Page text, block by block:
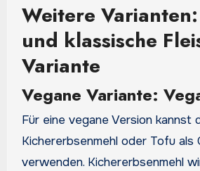
Weitere
und klassische
Variante
Vegane Variante:
Für eine vegane Version kannst
Kichererbsenmehl oder Tofu als
verwenden. Kichererbsenmehl